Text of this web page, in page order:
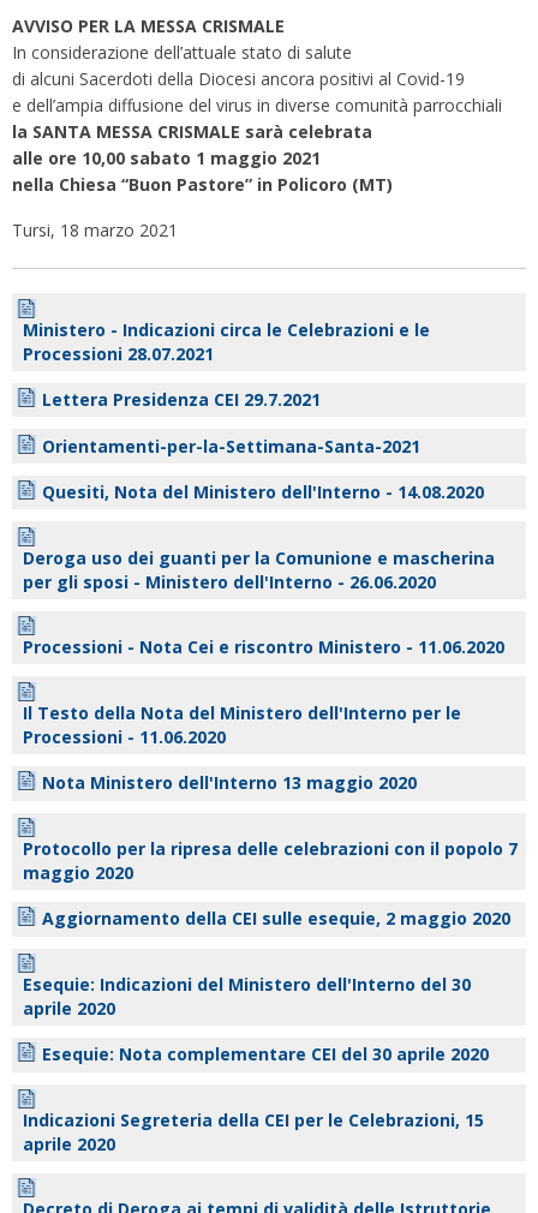
AVVISO PER LA MESSA CRISMALE
In considerazione dell’attuale stato di salute
di alcuni Sacerdoti della Diocesi ancora positivi al Covid-19
e dell’ampia diffusione del virus in diverse comunità parrocchiali
la SANTA MESSA CRISMALE sarà celebrata
alle ore 10,00 sabato 1 maggio 2021
nella Chiesa “Buon Pastore” in Policoro (MT)
Tursi, 18 marzo 2021
Ministero - Indicazioni circa le Celebrazioni e le
Processioni 28.07.2021
Lettera Presidenza CEI 29.7.2021
Orientamenti-per-la-Settimana-Santa-2021
Quesiti, Nota del Ministero dell'Interno - 14.08.2020
Deroga uso dei guanti per la Comunione e mascherina
per gli sposi - Ministero dell'Interno - 26.06.2020
Processioni - Nota Cei e riscontro Ministero - 11.06.2020
Il Testo della Nota del Ministero dell'Interno per le
Processioni - 11.06.2020
Nota Ministero dell'Interno 13 maggio 2020
Protocollo per la ripresa delle celebrazioni con il popolo 7
maggio 2020
Aggiornamento della CEI sulle esequie, 2 maggio 2020
Esequie: Indicazioni del Ministero dell'Interno del 30
aprile 2020
Esequie: Nota complementare CEI del 30 aprile 2020
Indicazioni Segreteria della CEI per le Celebrazioni, 15
aprile 2020